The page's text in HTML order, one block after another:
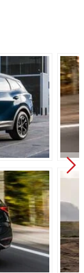
54 л
4660 мм
1865 мм
1660 мм
181 мм
1476 кг
543 л